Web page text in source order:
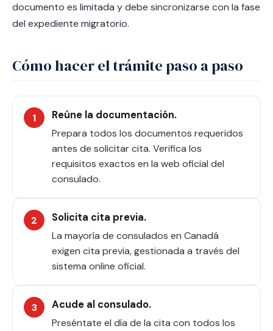
documento es limitada y debe sincronizarse con la fase
del expediente migratorio.
Cómo hacer el trámite paso a paso
Reúne la documentación.
Prepara todos los documentos requeridos
antes de solicitar cita. Verifica los
requisitos exactos en la web oficial del
consulado.
Solicita cita previa.
La mayoría de consulados en Canadá
exigen cita previa, gestionada a través del
sistema online oficial.
Acude al consulado.
Preséntate el día de la cita con todos los